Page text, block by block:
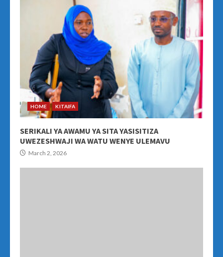
HOME KITAIFA
SERIKALI YA AWAMU YA SITA YASISITIZA
UWEZESHWAJI WA WATU WENYE ULEMAVU
March 2, 2026